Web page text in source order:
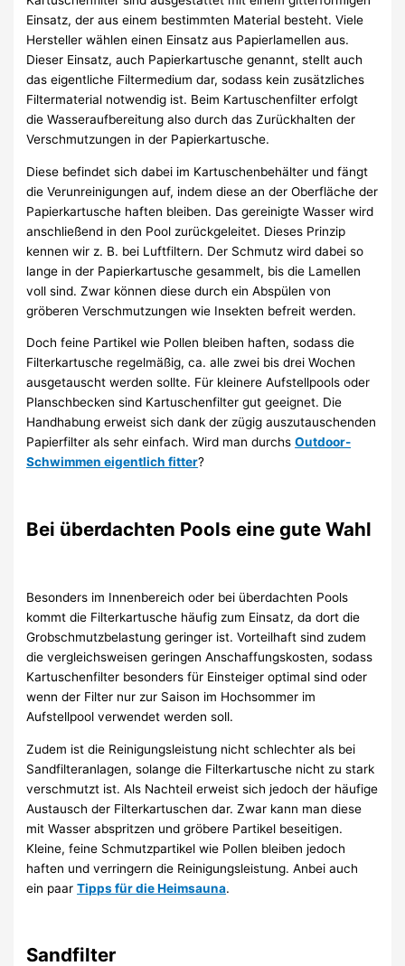
Einsatz, der aus einem bestimmten Material besteht. Viele
Hersteller wählen einen Einsatz aus Papierlamellen aus.
Dieser Einsatz, auch Papierkartusche genannt, stellt auch
das eigentliche Filtermedium dar, sodass kein zusätzliches
Filtermaterial notwendig ist. Beim Kartuschenfilter erfolgt
die Wasseraufbereitung also durch das Zurückhalten der
Verschmutzungen in der Papierkartusche.
Diese befindet sich dabei im Kartuschenbehälter und fängt
die Verunreinigungen auf, indem diese an der Oberfläche der
Papierkartusche haften bleiben. Das gereinigte Wasser wird
anschließend in den Pool zurückgeleitet. Dieses Prinzip
kennen wir z. B. bei Luftfiltern. Der Schmutz wird dabei so
lange in der Papierkartusche gesammelt, bis die Lamellen
voll sind. Zwar können diese durch ein Abspülen von
gröberen Verschmutzungen wie Insekten befreit werden.
Doch feine Partikel wie Pollen bleiben haften, sodass die
Filterkartusche regelmäßig, ca. alle zwei bis drei Wochen
ausgetauscht werden sollte. Für kleinere Aufstellpools oder
Planschbecken sind Kartuschenfilter gut geeignet. Die
Handhabung erweist sich dank der zügig auszutauschenden
Papierfilter als sehr einfach. Wird man durchsOutdoor-
Schwimmen eigentlich fitter?
Bei überdachten Pools eine gute Wahl
Besonders im Innenbereich oder bei überdachten Pools
kommt die Filterkartusche häufig zum Einsatz, da dort die
Grobschmutzbelastung geringer ist. Vorteilhaft sind zudem
die vergleichsweisen geringen Anschaffungskosten, sodass
Kartuschenfilter besonders für Einsteiger optimal sind oder
wenn der Filter nur zur Saison im Hochsommer im
Aufstellpool verwendet werden soll.
Zudem ist die Reinigungsleistung nicht schlechter als bei
Sandfilteranlagen, solange die Filterkartusche nicht zu stark
verschmutzt ist. Als Nachteil erweist sich jedoch der häufige
Austausch der Filterkartuschen dar. Zwar kann man diese
mit Wasser abspritzen und gröbere Partikel beseitigen.
Kleine, feine Schmutzpartikel wie Pollen bleiben jedoch
haften und verringern die Reinigungsleistung. Anbei auch
ein paarTipps für die Heimsauna.
Sandfilter